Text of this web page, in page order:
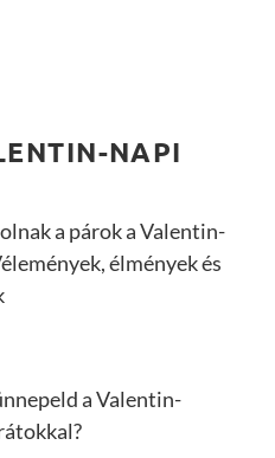
NAPI
a párok a Valentin-
élmények és
a Valentin-